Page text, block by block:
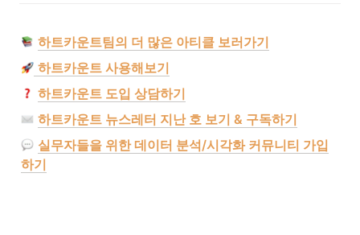
하트카운트팀의 더 많은 아티클 보러가기
하트카운트 사용해보기
하트카운트 도입 상담하기
하트카운트 뉴스레터 지난 호 보기 & 구독하기
실무자들을 위한 데이터 분석/시각화 커뮤니티 가입
하기